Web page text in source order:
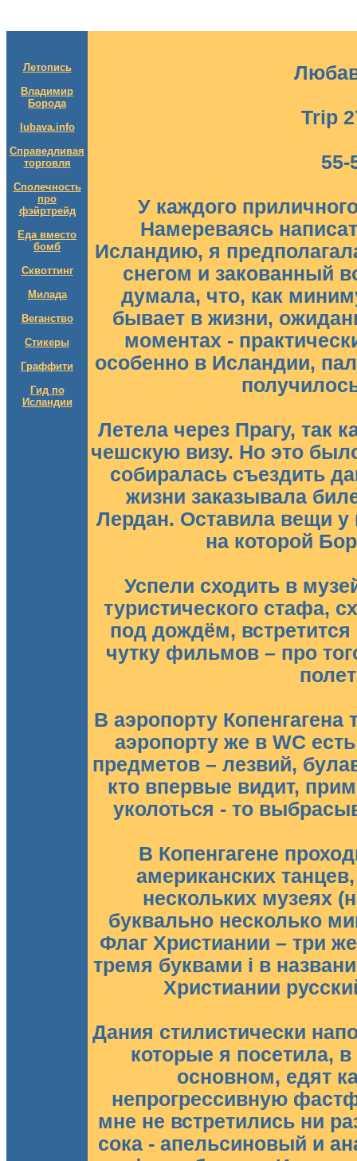
Летопись
Владимир
Борода
lubava.info
Справедливая
торговля
Сполечность
про
фэйртрейд
Еда вместо
бомб
Сквоттинг
Милада
Веганство
Стикеры
Граффити
Гид по
Исландии
Trip
55-
У каждого
Намереваясь
Исландию, я
снегом и закованный
думала, что, как
бывает в жизни,
моментах -
особенно в Исландии,
Летела через Прагу, так
чешскую визу. Но это
собиралась съездить
жизни заказывала
Лердан. Оставила вещи у
на которой
Успели сходить в
туристического стафа,
под дождём,
чутку фильмов – про
В аэропорту Копенгагена
аэропорту же в WC
предметов – лезвий,
кто впервые видит,
уколоться - то
В Копенгагене
американских
нескольких музеях
буквально несколько
Флаг Христиании – три
тремя буквами i в
Христиании
Дания стилистически
которые я посетила,
основном, едят
непрогрессивную
мне не встретились ни
сока - апельсиновый и